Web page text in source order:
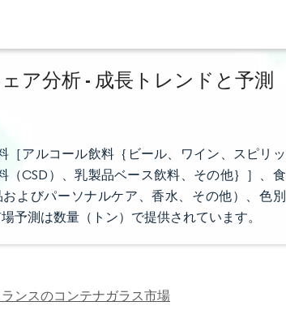
ア分析 - 成長トレンドと予測
アルコール飲料｛ビール、ワイン、スピリッ
CSD）、乳製品ベース飲料、その他｝］、食
よびパーソナルケア、香水、その他）、色別
予測は数量（トン）で提供されています。
ンスのコンテナガラス市場